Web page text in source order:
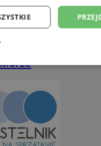
Bałtykiem w
Niesklasyfikowane